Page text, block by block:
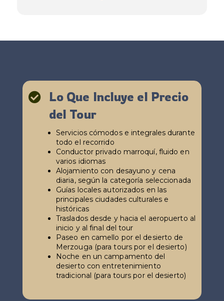

Lo Que Incluye el Precio
del Tour
Servicios cómodos e integrales durante
todo el recorrido
Conductor privado marroquí, fluido en
varios idiomas
Alojamiento con desayuno y cena
diaria, según la categoría seleccionada
Guías locales autorizados en las
principales ciudades culturales e
históricas
Traslados desde y hacia el aeropuerto al
inicio y al final del tour
Paseo en camello por el desierto de
Merzouga (para tours por el desierto)
Noche en un campamento del
desierto con entretenimiento
tradicional (para tours por el desierto)